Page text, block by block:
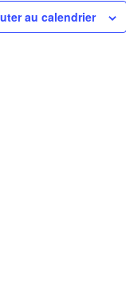
au calendrier